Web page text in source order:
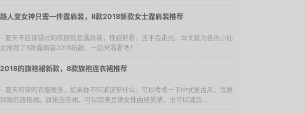
路人变女神只需一件露肩装，8款2018新款女士露肩装推荐
- 夏天不应该错过的衣服就是露肩装，性感好看，还不会走光。本文就为各位小仙
女推荐了8款露肩装2018新款，一起来看看吧！
2018的旗袍裙新款，8款旗袍连衣裙推荐
- 夏天可穿的衣服很多，如果你不知道该穿什么，可以考虑一下中式复古风，优雅
别致的旗袍裙。旗袍连衣裙，可以完美呈现女性曲线美感，也可以减龄...